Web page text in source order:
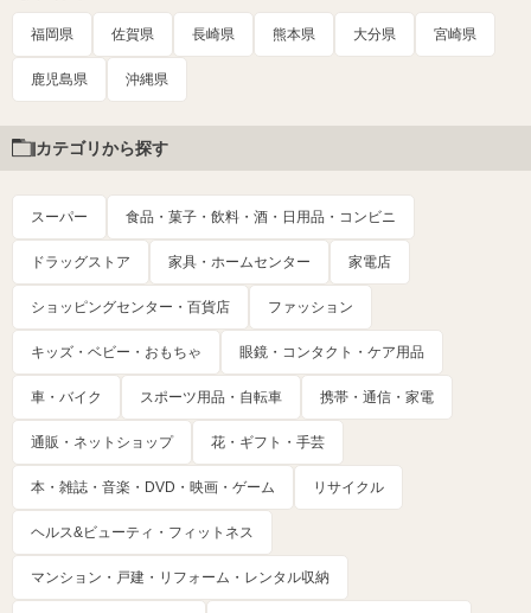
福岡県 佐賀県 長崎県 熊本県 大分県 宮崎県
鹿児島県 沖縄県
カテゴリから探す
スーパー 食品・菓子・飲料・酒・日用品・コンビニ
ドラッグストア 家具・ホームセンター 家電店
ショッピングセンター・百貨店 ファッション
キッズ・ベビー・おもちゃ 眼鏡・コンタクト・ケア用品
車・バイク スポーツ用品・自転車 携帯・通信・家電
通販・ネットショップ 花・ギフト・手芸
本・雑誌・音楽・DVD・映画・ゲーム リサイクル
ヘルス&ビューティ・フィットネス
マンション・戸建・リフォーム・レンタル収納